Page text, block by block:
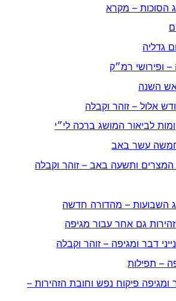
הסוכות – מקרא
גדליה
ופירושי רמ״ק
השנה
אלול – זוהר וקבלה
לביאור המושג ברכה לי״י
חמשה עשר באב
המצרים ותשעה באב – זוהר וקבלה
השבועות – מהדורה חדשה
גם אחר עבור מגיפה
דבר ומגיפה – זוהר וקבלה
– תפילות
ומגיפה פיקוח נפש וחובת הזהירות –